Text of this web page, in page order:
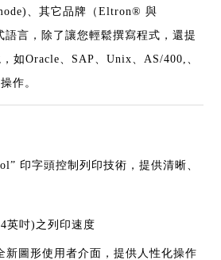
、其它品牌（Eltron® 與
言，除了讓您輕鬆撰寫程式，還提
如Oracle、SAP、Unix、AS/400,、
作。
印字頭控制列印技術，提供清晰、
英吋)之列印速度
新圖形使用者介面，提供人性化操作